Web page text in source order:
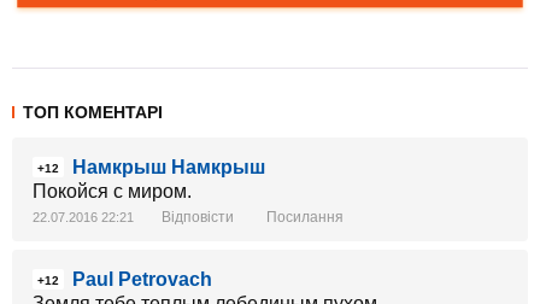
ТОП КОМЕНТАРІ
+12
Намкрыш Намкрыш
Покойся с миром.
22.07.2016 22:21 Відповісти Посилання
+12
Paul Petrovach